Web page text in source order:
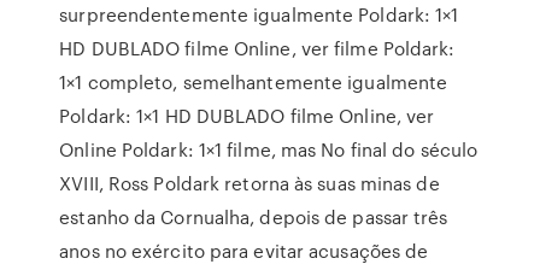
surpreendentemente igualmente Poldark: 1×1
HD DUBLADO filme Online, ver filme Poldark:
1×1 completo, semelhantemente igualmente
Poldark: 1×1 HD DUBLADO filme Online, ver
Online Poldark: 1×1 filme, mas No final do século
XVIII, Ross Poldark retorna às suas minas de
estanho da Cornualha, depois de passar três
anos no exército para evitar acusações de